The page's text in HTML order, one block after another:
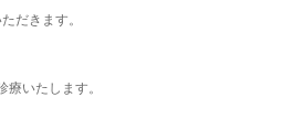
だきます。
療いたします。